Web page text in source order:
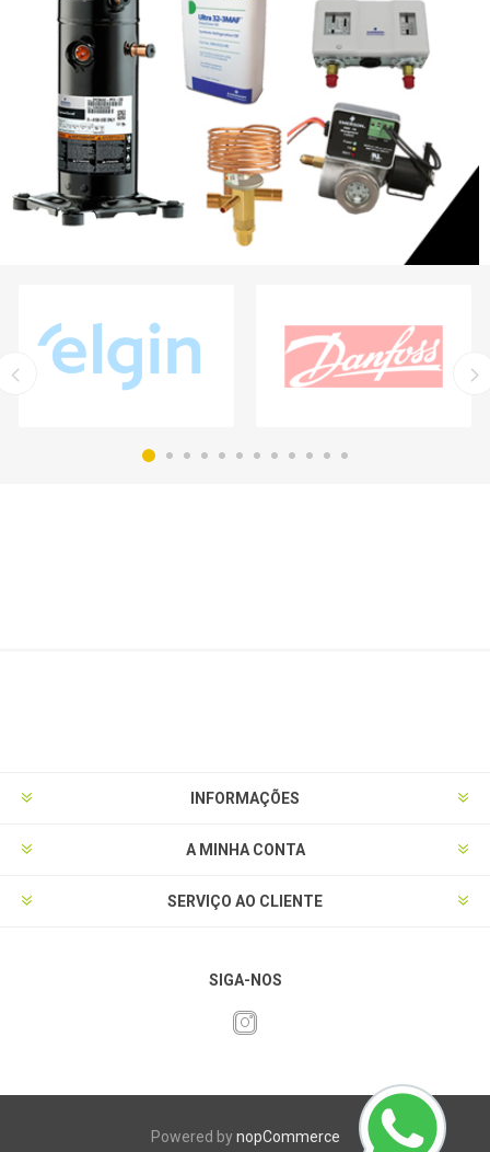
INFORMAÇÕES
A MINHA CONTA
SERVIÇO AO CLIENTE
SIGA-NOS
Powered bynopCommerce